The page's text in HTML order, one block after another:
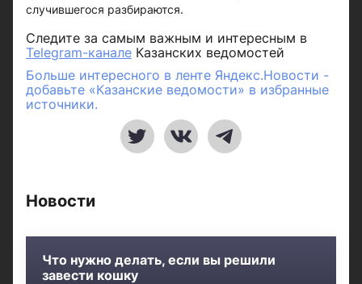
случившегося разбираются.
Следите за самым важным и интересным в
Telegram-канале Казанских ведомостей
Больше интересного в ленте Яндекс.Новости -
добавьте «Казанские ведомости» в избранные
источники.
Новости
Что нужно делать, если вы решили
завести кошку